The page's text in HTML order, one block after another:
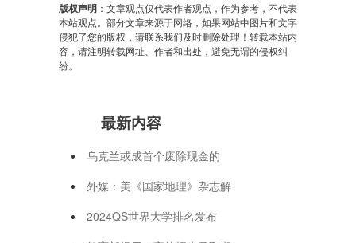
版权声明 ：文章观点仅代表作者观点，作为参考，不代表
本站观点。部分文章来源于网络，如果网站中图片和文字
侵犯了您的版权，请联系我们及时删除处理！转载本站内
容，请注明转载网址、作者和出处，避免无谓的侵权纠
纷。
最新内容
乌克兰或成首个废除现金的
外媒：美《国家地理》杂志解
2024QS世界大学排名发布